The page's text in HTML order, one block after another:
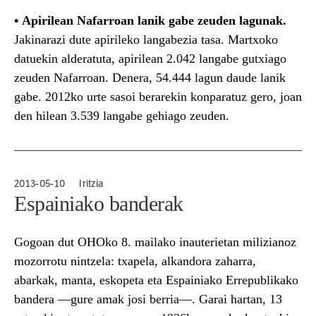
• Apirilean Nafarroan lanik gabe zeuden lagunak.
Jakinarazi dute apirileko langabezia tasa. Martxoko
datuekin alderatuta, apirilean 2.042 langabe gutxiago
zeuden Nafarroan. Denera, 54.444 lagun daude lanik
gabe. 2012ko urte sasoi berarekin konparatuz gero, joan
den hilean 3.539 langabe gehiago zeuden.
2013-05-10 Iritzia
Espainiako banderak
Gogoan dut OHOko 8. mailako inauterietan milizianoz
mozorrotu nintzela: txapela, alkandora zaharra,
abarkak, manta, eskopeta eta Espainiako Errepublikako
bandera —gure amak josi berria—. Garai hartan, 13